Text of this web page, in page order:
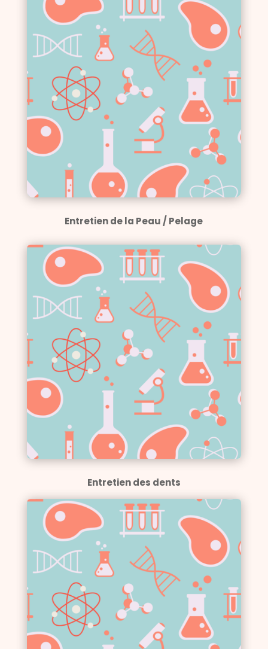
Entretien de la Peau / Pelage
Entretien des dents